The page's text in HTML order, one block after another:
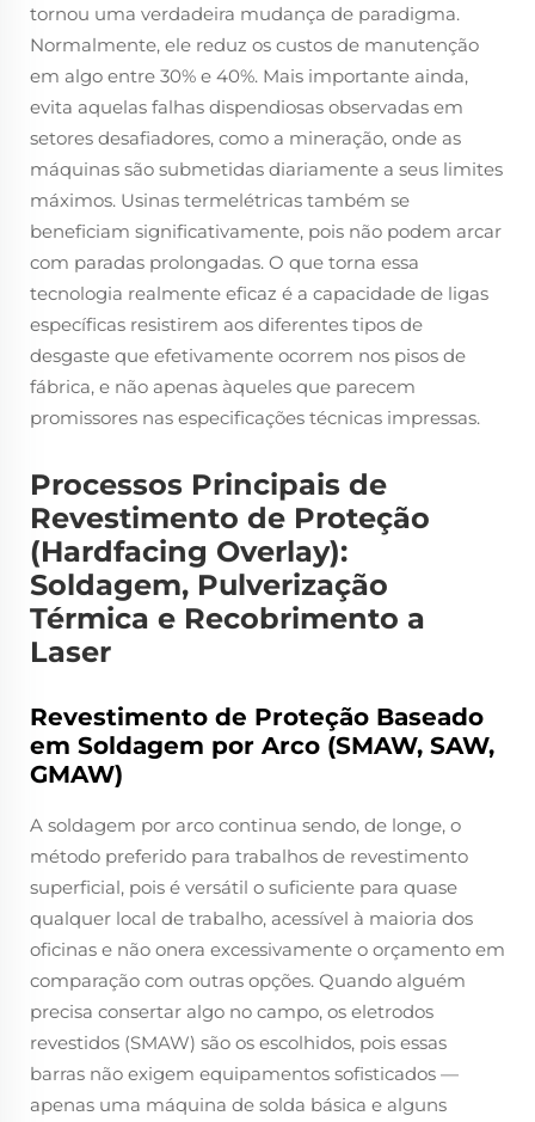
tornou uma verdadeira mudança de paradigma.
Normalmente, ele reduz os custos de manutenção
em algo entre 30% e 40%. Mais importante ainda,
evita aquelas falhas dispendiosas observadas em
setores desafiadores, como a mineração, onde as
máquinas são submetidas diariamente a seus limites
máximos. Usinas termelétricas também se
beneficiam significativamente, pois não podem arcar
com paradas prolongadas. O que torna essa
tecnologia realmente eficaz é a capacidade de ligas
específicas resistirem aos diferentes tipos de
desgaste que efetivamente ocorrem nos pisos de
fábrica, e não apenas àqueles que parecem
promissores nas especificações técnicas impressas.
Processos Principais de
Revestimento de Proteção
(Hardfacing Overlay):
Soldagem, Pulverização
Térmica e Recobrimento a
Laser
Revestimento de Proteção Baseado
em Soldagem por Arco (SMAW, SAW,
GMAW)
A soldagem por arco continua sendo, de longe, o
método preferido para trabalhos de revestimento
superficial, pois é versátil o suficiente para quase
qualquer local de trabalho, acessível à maioria dos
oficinas e não onera excessivamente o orçamento em
comparação com outras opções. Quando alguém
precisa consertar algo no campo, os eletrodos
revestidos (SMAW) são os escolhidos, pois essas
barras não exigem equipamentos sofisticados —
apenas uma máquina de solda básica e alguns